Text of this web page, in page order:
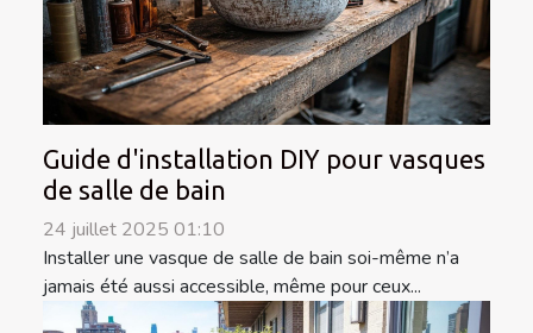
Guide d'installation DIY pour vasques
de salle de bain
24 juillet 2025 01:10
Installer une vasque de salle de bain soi-même n’a
jamais été aussi accessible, même pour ceux...